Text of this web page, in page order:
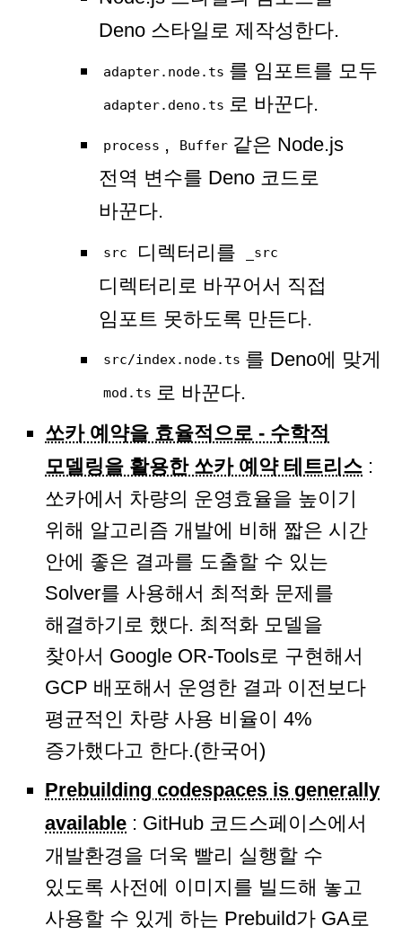
Deno 스타일로 제작성한다.
adapter.node.ts 를 임포트를 모두
adapter.deno.ts 로 바꾼다.
process , Buffer 같은 Node.js
전역 변수를 Deno 코드로
바꾼다.
src 디렉터리를 _src
디렉터리로 바꾸어서 직접
임포트 못하도록 만든다.
src/index.node.ts 를 Deno에 맞게
mod.ts 로 바꾼다.
쏘카 예약을 효율적으로 - 수학적
모델링을 활용한 쏘카 예약 테트리스 :
쏘카에서 차량의 운영효율을 높이기
위해 알고리즘 개발에 비해 짧은 시간
안에 좋은 결과를 도출할 수 있는
Solver를 사용해서 최적화 문제를
해결하기로 했다. 최적화 모델을
찾아서 Google OR-Tools로 구현해서
GCP 배포해서 운영한 결과 이전보다
평균적인 차량 사용 비율이 4%
증가했다고 한다.(한국어)
Prebuilding codespaces is generally
available : GitHub 코드스페이스에서
개발환경을 더욱 빨리 실행할 수
있도록 사전에 이미지를 빌드해 놓고
사용할 수 있게 하는 Prebuild가 GA로